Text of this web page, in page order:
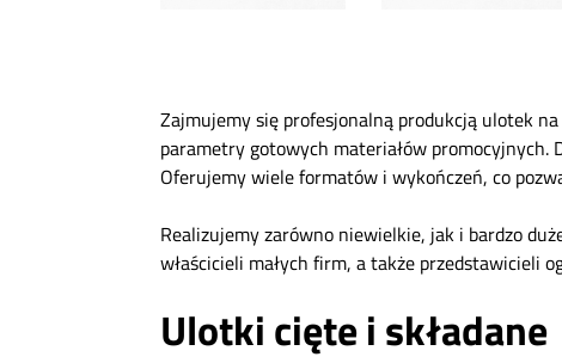
Zajmujemy się profesjonalną produkcją ulotek
parametry gotowych materiałów promocyjnych.
Oferujemy wiele formatów i wykończeń, co
Realizujemy zarówno niewielkie, jak i bardzo
właścicieli małych firm, a także przedstawicieli
Ulotki cięte i składane